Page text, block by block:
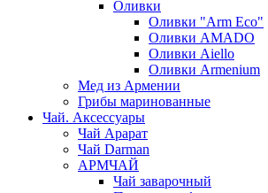
Оливки
Оливки "Arm Eco"
Оливки AMADO
Оливки Aiello
Оливки Armenium
Мед из Армении
Грибы маринованные
Чай. Аксессуары
Чай Арарат
Чай Darman
АРМЧАЙ
Чай заварочный